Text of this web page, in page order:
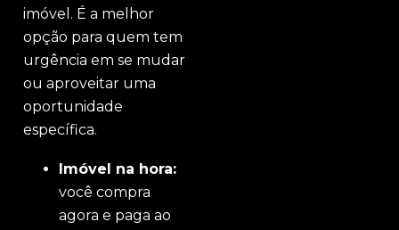
imóvel. É a melhor
opção para quem tem
urgência em se mudar
ou aproveitar uma
oportunidade
específica.
Imóvel na hora:
você compra
agora e paga ao